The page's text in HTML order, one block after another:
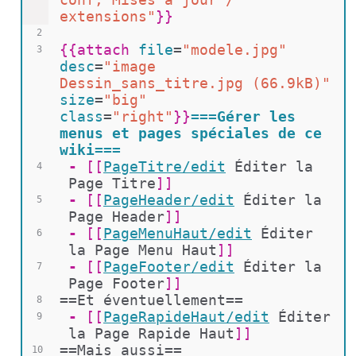
2
3
4
5
6
7
8
9
10
extensions" }}
{{attach file="modele.jpg"
desc="image
Dessin_sans_titre.jpg (66.9kB)"
size="big"
class="right" }}===Gérer les
menus et pages spéciales de ce
wiki===
-
[[PageTitre/edit
Éditer la
Page Titre]]
-
[[PageHeader/edit
Éditer la
Page Header]]
-
[[PageMenuHaut/edit
Éditer
la Page Menu Haut ]]
-
[[PageFooter/edit
Éditer la
Page Footer]]
==Et éventuellement==
-
[[PageRapideHaut/edit
Éditer
la Page Rapide Haut ]]
==Mais aussi==